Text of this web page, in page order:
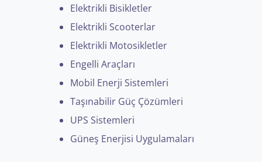
Elektrikli Bisikletler
Elektrikli Scooterlar
Elektrikli Motosikletler
Engelli Araçları
Mobil Enerji Sistemleri
Taşınabilir Güç Çözümleri
UPS Sistemleri
Güneş Enerjisi Uygulamaları